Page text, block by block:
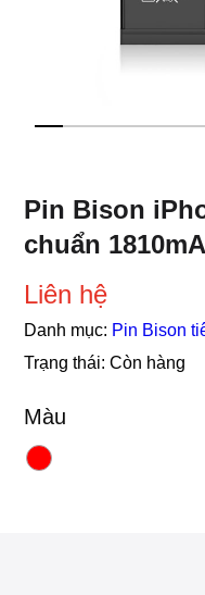
Pin Bison
chuẩn
Liên hệ
Danh mục: Pin Bison
Trạng thái:Còn hàng
Màu